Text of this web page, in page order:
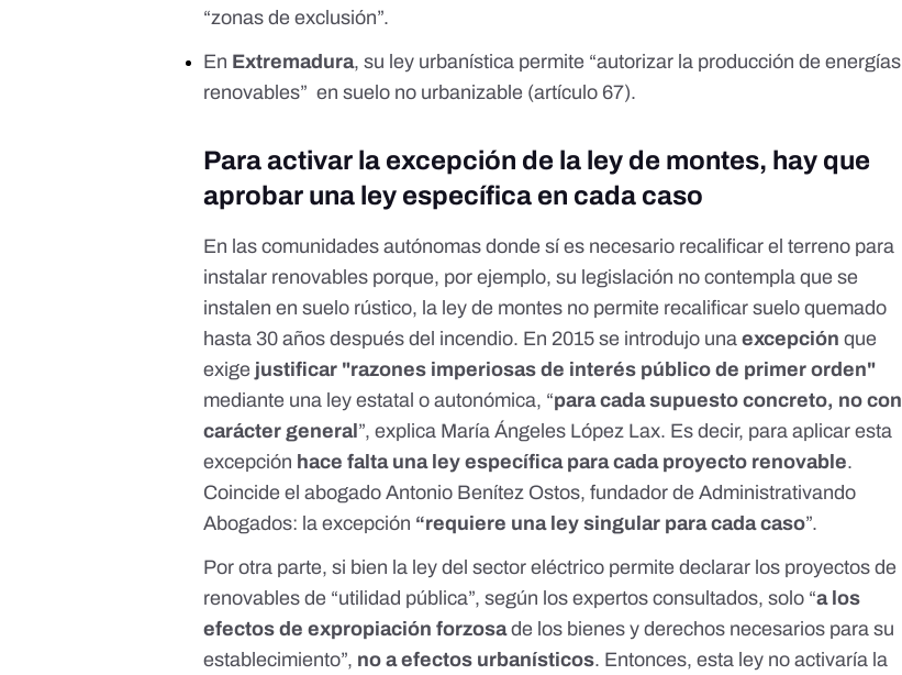
“zonas de exclusión”.
En Extremadura, su ley urbanística permite “autorizar la producción de energías
renovables” en suelo no urbanizable (artículo 67).
Para activar la excepción de la ley de montes, hay que
aprobar una ley específica en cada caso
En las comunidades autónomas donde sí es necesario recalificar el terreno para
instalar renovables porque, por ejemplo, su legislación no contempla que se
instalen en suelo rústico, la ley de montes no permite recalificar suelo quemado
hasta 30 años después del incendio. En 2015 se introdujo unaexcepción que
exige justificar "razones imperiosas de interés público de primer orden"
mediante una ley estatal o autonómica, “para cada supuesto concreto, no con
carácter general ”, explica María Ángeles López Lax. Es decir, para aplicar esta
excepción hace falta una ley específica para cada proyecto renovable.
Coincide el abogadoAntonio Benítez Ostos, fundador deAdministrativando
Abogados: la excepción “requiere una ley singular para cada caso”.
Por otra parte, si bien la ley del sector eléctrico permite declarar los proyectos de
renovables de “utilidad pública”, según los expertos consultados, solo “a los
efectos de expropiación forzosade los bienes y derechos necesarios para su
establecimiento”, no a efectos urbanísticos. Entonces, esta ley no activaría la